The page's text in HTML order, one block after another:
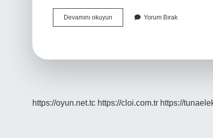
Devamını okuyun
kalmak
Yorum Bırak
https://oyun.net.tc https://cloi.com.tr https://